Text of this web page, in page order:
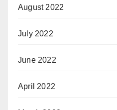
August 2022
July 2022
June 2022
April 2022